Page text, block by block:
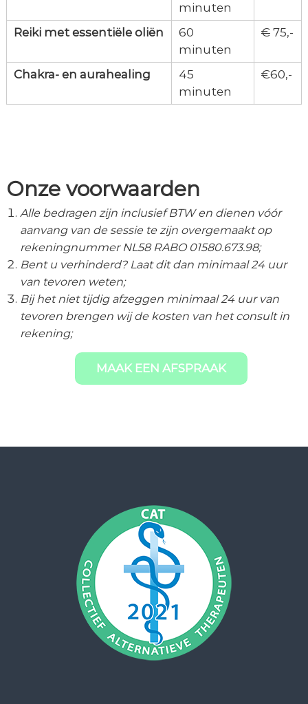
minuten​
Reiki met essentiële oliën
60
minuten​
€75,-
Chakra- en aurahealing
45
minuten​
​€60,-
Onze voorwaarden
Alle bedragen zijn inclusief BTW en dienen vóór
aanvang van de sessie te zijn overgemaakt op
rekeningnummer NL58 RABO 01580.673.98;
Bent u verhinderd? Laat dit dan minimaal 24 uur
van tevoren weten;
Bij het niet tijdig afzeggen minimaal 24 uur van
tevoren brengen wij de kosten van het consult in
rekening;
MAAK EEN AFSPRAAK